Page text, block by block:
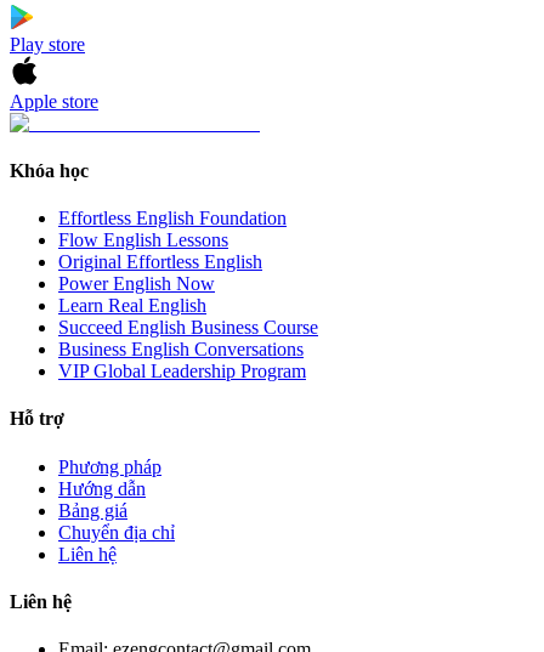
Play store
Apple store
Khóa học
Effortless English Foundation
Flow English Lessons
Original Effortless English
Power English Now
Learn Real English
Succeed English Business Course
Business English Conversations
VIP Global Leadership Program
Hỗ trợ
Phương pháp
Hướng dẫn
Bảng giá
Chuyển địa chỉ
Liên hệ
Liên hệ